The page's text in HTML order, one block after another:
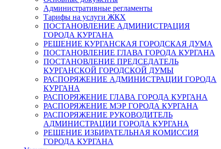
Административные регламенты
Тарифы на услуги ЖКХ
ПОСТАНОВЛЕНИЕ АДМИНИСТРАЦИЯ
ГОРОДА КУРГАНА
РЕШЕНИЕ КУРГАНСКАЯ ГОРОДСКАЯ ДУМА
ПОСТАНОВЛЕНИЕ ГЛАВА ГОРОДА КУРГАНА
ПОСТАНОВЛЕНИЕ ПРЕДСЕДАТЕЛЬ
КУРГАНСКОЙ ГОРОДСКОЙ ДУМЫ
РАСПОРЯЖЕНИЕ АДМИНИСТРАЦИИ ГОРОДА
КУРГАНА
РАСПОРЯЖЕНИЕ ГЛАВА ГОРОДА КУРГАНА
РАСПОРЯЖЕНИЕ МЭР ГОРОДА КУРГАНА
РАСПОРЯЖЕНИЕ РУКОВОДИТЕЛЬ
АДМИНИСТРАЦИИ ГОРОДА КУРГАНА
РЕШЕНИЕ ИЗБИРАТЕЛЬНАЯ КОМИССИЯ
ГОРОДА КУРГАНА